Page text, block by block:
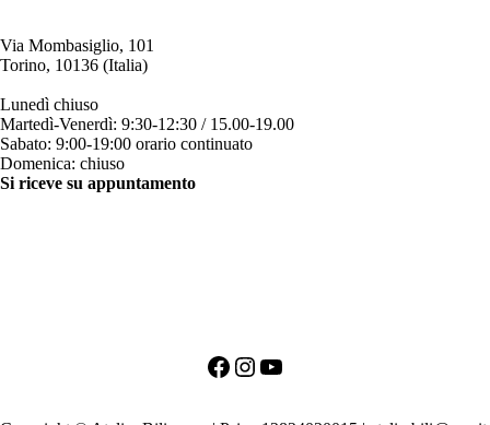
Via Mombasiglio, 101
Torino, 10136 (Italia)
Lunedì chiuso
Martedì-Venerdì: 9:30-12:30 / 15.00-19.00
Sabato: 9:00-19:00 orario continuato
Domenica: chiuso
Si riceve su appuntamento
Facebook
Instagram
YouTube